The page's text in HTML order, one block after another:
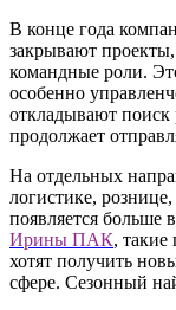
В конце года
закрывают
командные роли.
особенно
откладывают поиск
продолжает
На отдельных
логистике,
появляется больше
Ирины ПАК, такие
хотят получить
сфере. Сезонный